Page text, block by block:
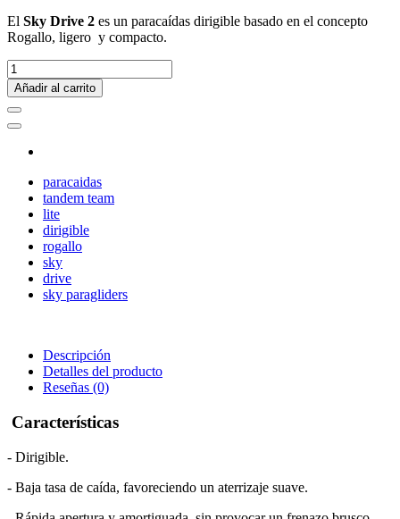
El Sky Drive 2 es un paracaídas dirigible basado en el concepto
Rogallo, ligero y compacto.
Añadir al carrito
paracaidas
tandem team
lite
dirigible
rogallo
sky
drive
sky paragliders
Descripción
Detalles del producto
Reseñas (0)
Características
- Dirigible.
- Baja tasa de caída, favoreciendo un aterrizaje suave.